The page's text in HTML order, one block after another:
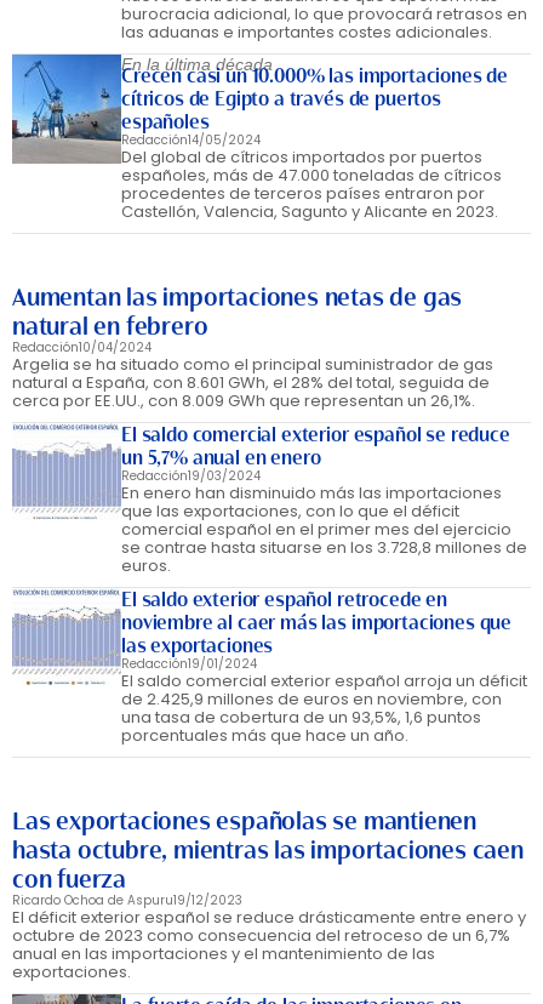
burocracia adicional, lo que provocará retrasos en
las aduanas e importantes costes adicionales.
En la última década
Crecen casi un 10.000% las importaciones de
cítricos de Egipto a través de puertos
españoles
Redacción14/05/2024
Del global de cítricos importados por puertos
españoles, más de 47.000 toneladas de cítricos
procedentes de terceros países entraron por
Castellón, Valencia, Sagunto y Alicante en 2023.
Aumentan las importaciones netas de gas
natural en febrero
Redacción10/04/2024
Argelia se ha situado como el principal suministrador de gas
natural a España, con 8.601 GWh, el 28% del total, seguida de
cerca por EE.UU., con 8.009 GWh que representan un 26,1%.
El saldo comercial exterior español se reduce
un 5,7% anual en enero
Redacción19/03/2024
En enero han disminuido más las importaciones
que las exportaciones, con lo que el déficit
comercial español en el primer mes del ejercicio
se contrae hasta situarse en los 3.728,8 millones de
euros.
El saldo exterior español retrocede en
noviembre al caer más las importaciones que
las exportaciones
Redacción19/01/2024
El saldo comercial exterior español arroja un déficit
de 2.425,9 millones de euros en noviembre, con
una tasa de cobertura de un 93,5%, 1,6 puntos
porcentuales más que hace un año.
Las exportaciones españolas se mantienen
hasta octubre, mientras las importaciones caen
con fuerza
Ricardo Ochoa de Aspuru19/12/2023
El déficit exterior español se reduce drásticamente entre enero y
octubre de 2023 como consecuencia del retroceso de un 6,7%
anual en las importaciones y el mantenimiento de las
exportaciones.